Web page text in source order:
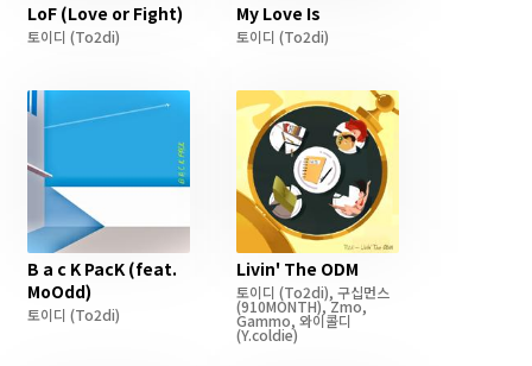
LoF (Love or Fight)
토이디 (To2di)
My Love Is
토이디 (To2di)
B a c K PacK (feat.
MoOdd)
토이디 (To2di)
Livin' The ODM
토이디 (To2di), 구십먼스
(910MONTH),Zmo,
Gammo, 와이콜디
(Y.coldie)